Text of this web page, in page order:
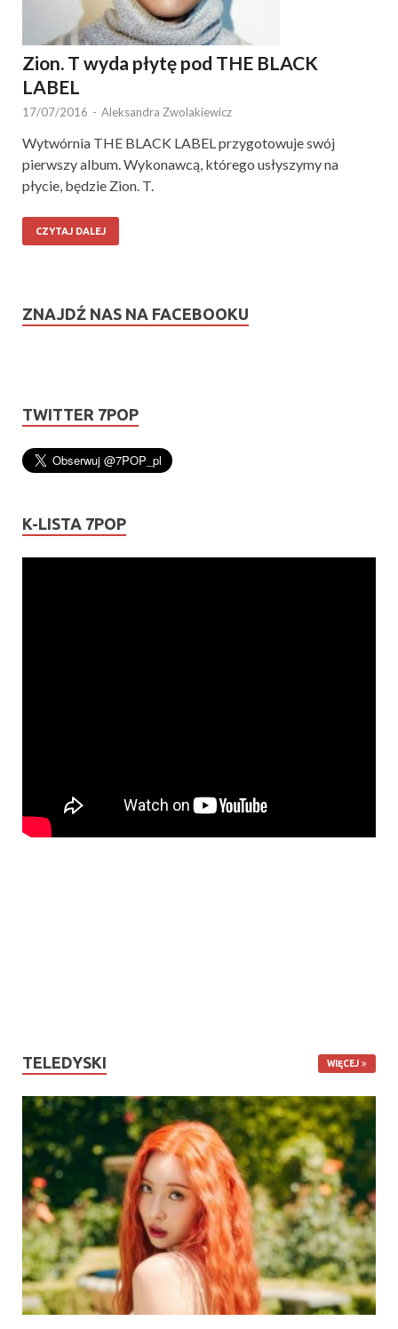
Zion. T wyda płytę pod THE BLACK
LABEL
17/07/2016 - Aleksandra Zwolakiewicz
Wytwórnia THE BLACK LABEL przygotowuje swój
pierwszy album. Wykonawcą, którego usłyszymy na
płycie, będzie Zion. T.
CZYTAJ DALEJ
ZNAJDŹ NAS NA FACEBOOKU
TWITTER 7POP
K-LISTA 7POP
TELEDYSKI WIĘCEJ